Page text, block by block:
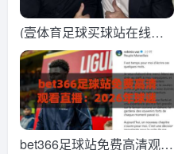
(壹体育足球买球站在线观
看免费直播站)：2026年看
球新姿势，实测这三点让你
告别卡顿！
bet366足球站免费高清观看